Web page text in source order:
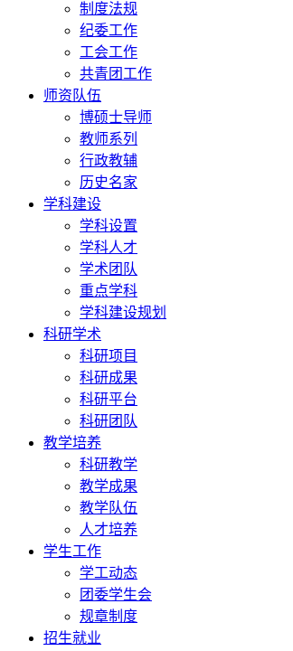
制度法规
纪委工作
工会工作
共青团工作
师资队伍
博硕士导师
教师系列
行政教辅
历史名家
学科建设
学科设置
学科人才
学术团队
重点学科
学科建设规划
科研学术
科研项目
科研成果
科研平台
科研团队
教学培养
科研教学
教学成果
教学队伍
人才培养
学生工作
学工动态
团委学生会
规章制度
招生就业